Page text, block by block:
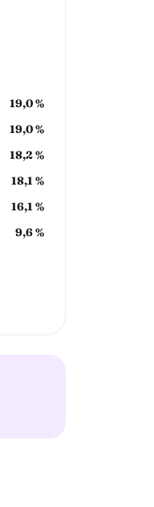
19,0 %
19,0 %
18,2 %
18,1 %
16,1 %
9,6 %